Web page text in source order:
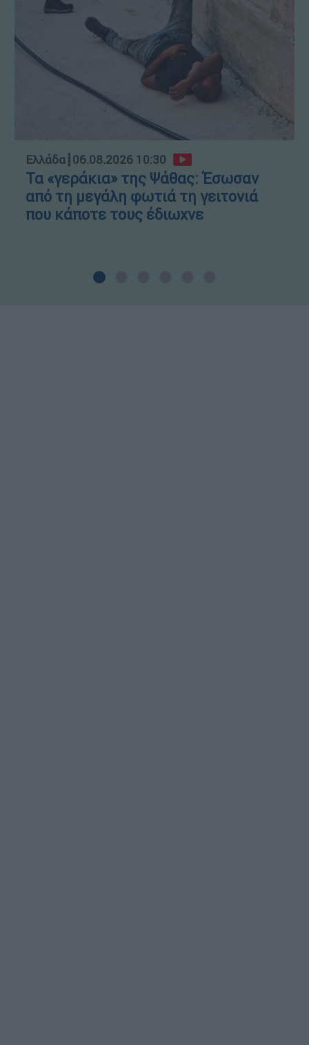
Ελλάδα┋06.08.2026 10:30
Τα «γεράκια» της Ψάθας: Έσωσαν
από τη μεγάλη φωτιά τη γειτονιά
που κάποτε τους έδιωχνε